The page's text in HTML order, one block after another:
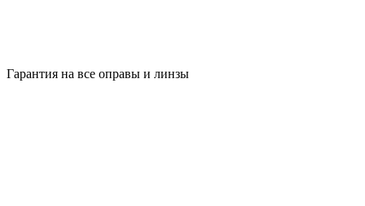
Гарантия на все оправы и линзы